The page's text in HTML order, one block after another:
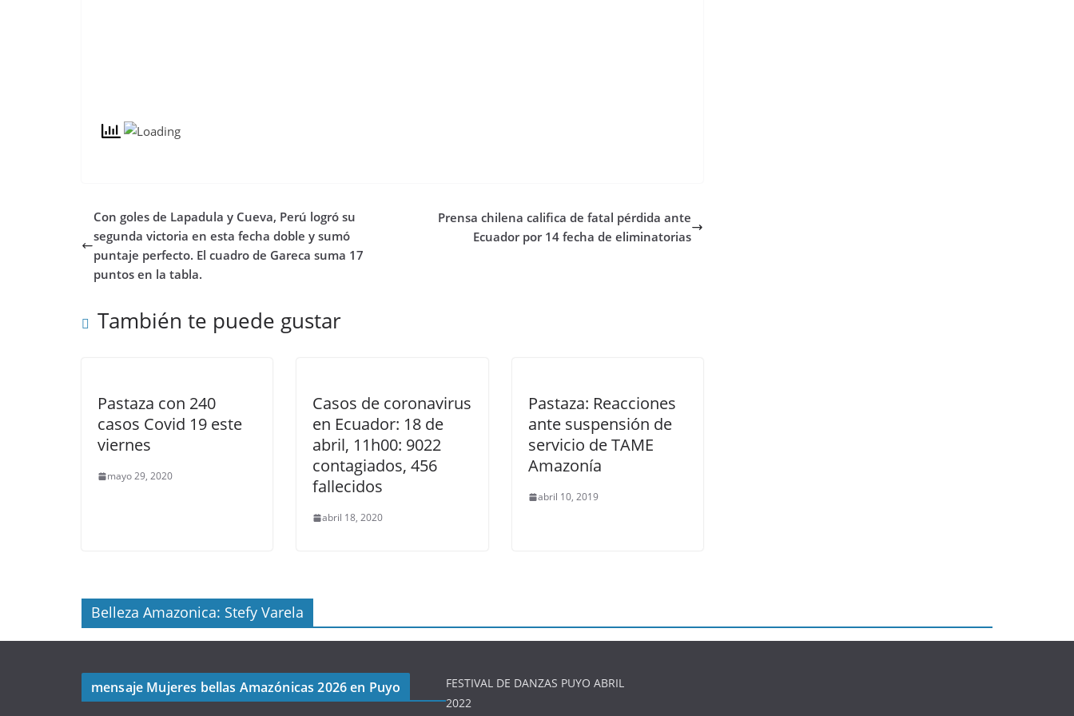
Con goles de Lapadula y Cueva, Perú logró su
segunda victoria en esta fecha doble y sumó
puntaje perfecto. El cuadro de Gareca suma 17
puntos en la tabla.
Prensa chilena califica de fatal pérdida ante
Ecuador por 14 fecha de eliminatorias
También te puede gustar
Pastaza con 240
casos Covid 19 este
viernes
mayo 29, 2020
Casos de coronavirus
en Ecuador: 18 de
abril, 11h00: 9022
contagiados, 456
fallecidos
abril 18, 2020
Pastaza: Reacciones
ante suspensión de
servicio de TAME
Amazonía
abril 10, 2019
Belleza Amazonica: Stefy Varela
mensaje Mujeres bellas Amazónicas 2026 en Puyo
FESTIVAL DE DANZAS PUYO ABRIL
2022